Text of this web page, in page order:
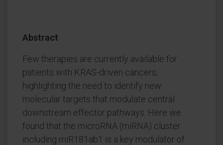
Abstract
Few therapies are currently available for
patients with KRAS-driven cancers,
highlighting the need to identify new
molecular targets that modulate central
downstream effector pathways. Here we
found that the microRNA (miRNA) cluster
including miR181ab1 is a key modulator of